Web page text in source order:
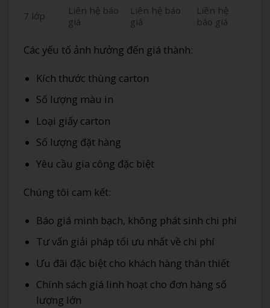
7 lớp
Liên hệ báo
giá
Liên hệ báo
giá
Liên hệ
báo giá
Các yếu tố ảnh hưởng đến giá thành:
Kích thước thùng carton
Số lượng màu in
Loại giấy carton
Số lượng đặt hàng
Yêu cầu gia công đặc biệt
Chúng tôi cam kết:
Báo giá minh bạch, không phát sinh chi phí
Tư vấn giải pháp tối ưu nhất về chi phí
Ưu đãi đặc biệt cho khách hàng thân thiết
Chính sách giá linh hoạt cho đơn hàng số
lượng lớn